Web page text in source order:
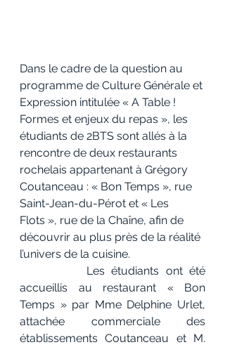
Dans le cadre de la question au
programme de Culture Générale et
Expression intitulée « A Table !
Formes et enjeux du repas », les
étudiants de 2BTS sont allés à la
rencontre de deux restaurants
rochelais appartenant à Grégory
Coutanceau : « Bon Temps », rue
Saint-Jean-du-Pérot et « Les
Flots », rue de la Chaîne, afin de
découvrir au plus près de la réalité
l’univers de la cuisine.
Les étudiants ont été
accueillis au restaurant « Bon
Temps » par Mme Delphine Urlet,
attachée commerciale des
établissements Coutanceau et M.